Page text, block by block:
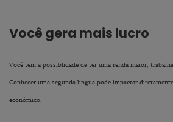
Você gera mais lucro
Você tem a possiblidade de ter uma renda maior,
Conhecer uma segunda língua pode impactar
econômico.